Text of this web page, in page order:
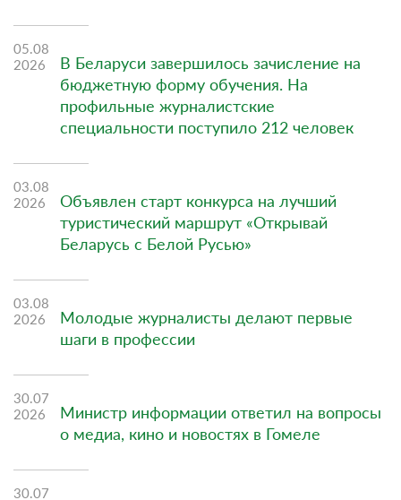
05.08
2026
В Беларуси завершилось зачисление на
бюджетную форму обучения. На
профильные журналистские
специальности поступило 212 человек
03.08
2026
Объявлен старт конкурса на лучший
туристический маршрут «Открывай
Беларусь с Белой Русью»
03.08
2026
Молодые журналисты делают первые
шаги в профессии
30.07
2026
Министр информации ответил на вопросы
о медиа, кино и новостях в Гомеле
30.07